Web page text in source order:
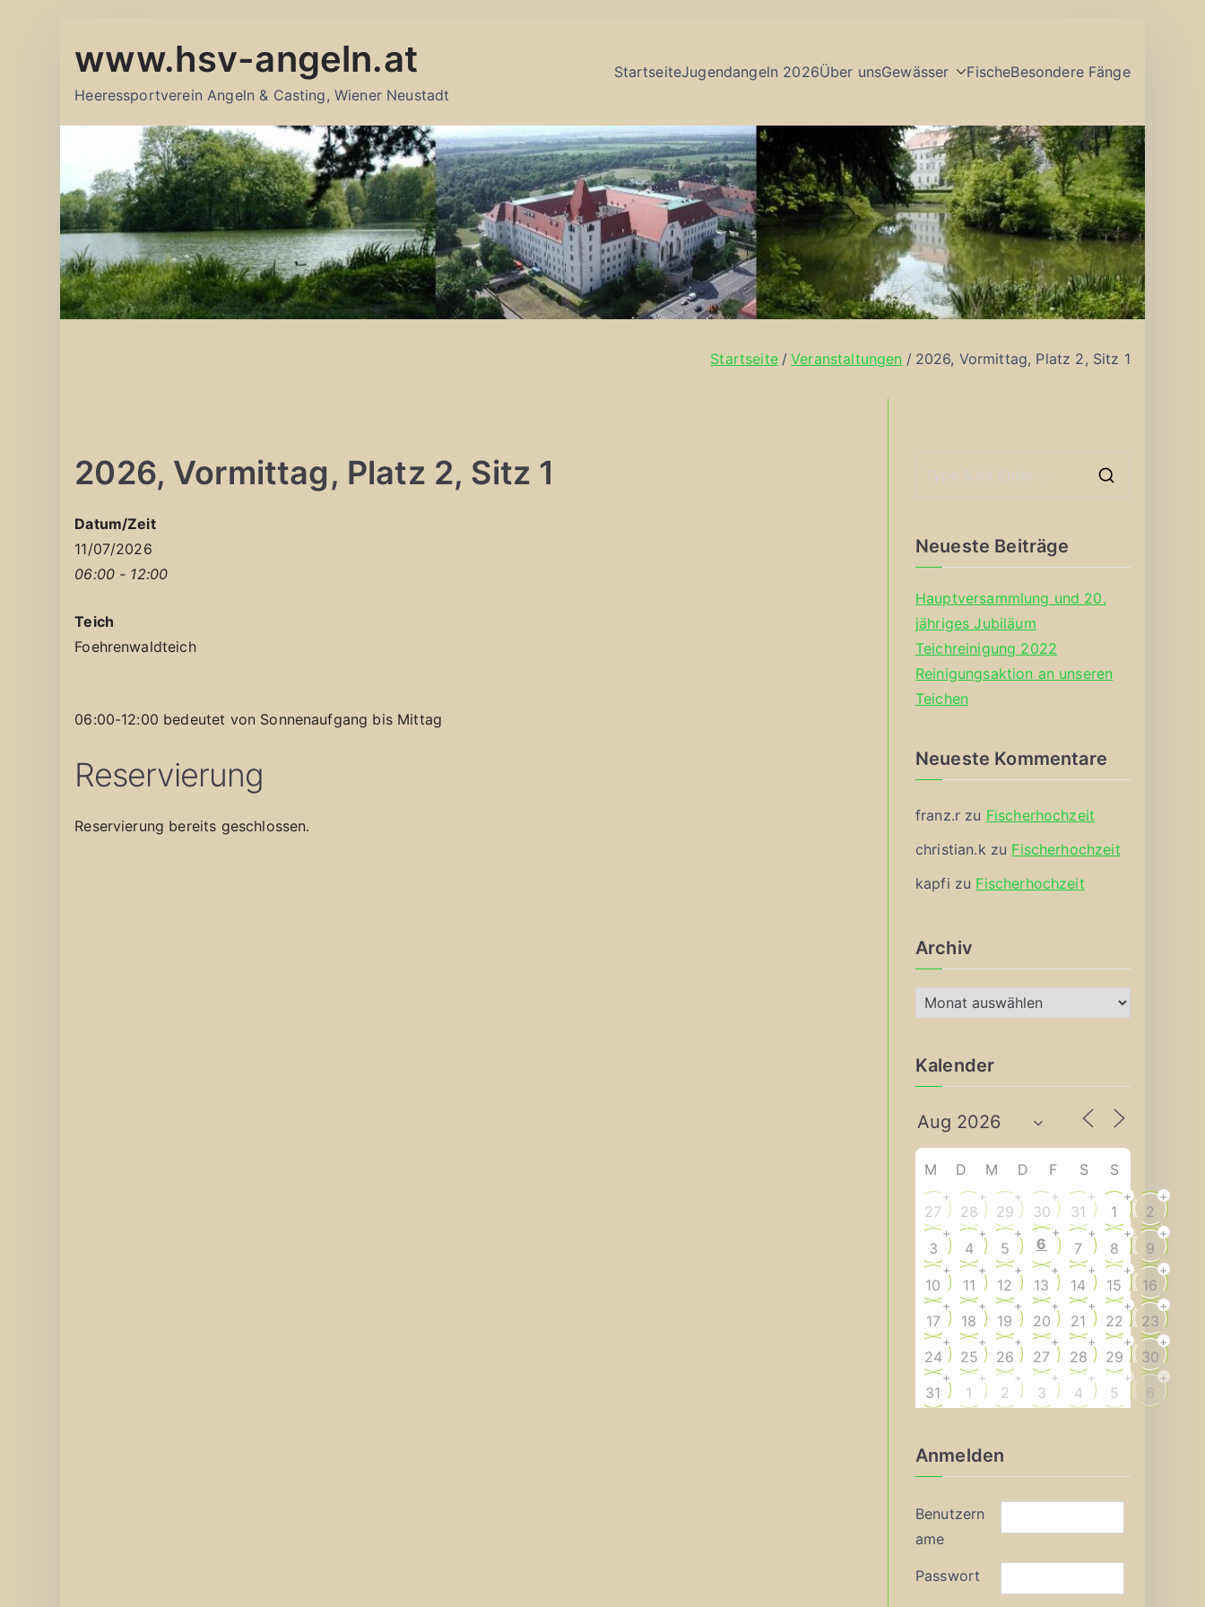
Inhalt
www.hsv-angeln.at
Heeressportverein Angeln & Casting, Wiener Neustadt
StartseiteJugendangeln 2026Über unsGewässer FischeBesondere Fänge
Startseite Veranstaltungen 2026, Vormittag, Platz 2, Sitz 1
2026, Vormittag, Platz 2, Sitz 1
Datum/Zeit
11/07/2026
06:00 - 12:00
Teich
Foehrenwaldteich
06:00-12:00 bedeutet von Sonnenaufgang bis Mittag
Reservierung
Reservierung bereits geschlossen.
Neueste Beiträge
Hauptversammlung und 20.
jähriges Jubiläum
Teichreinigung 2022
Reinigungsaktion an unseren
Teichen
Neueste Kommentare
franz.r zu Fischerhochzeit
christian.k zu Fischerhochzeit
kapfi zu Fischerhochzeit
Archiv
r
h
v
Kalender
M D M D F S S
27
+
28
+
29
+
30
+
31
+
1
+
2
+
3
+
4
+
5
+
6
+
7
+
8
+
9
+
10
+
11
+
12
+
13
+
14
+
15
+
16
+
17
+
18
+
19
+
20
+
21
+
22
+
23
+
24
+
25
+
26
+
27
+
28
+
29
+
30
+
31
+
1
+
2
+
3
+
4
+
5
+
6
+
Anmelden
Benutzern
ame
Passwort